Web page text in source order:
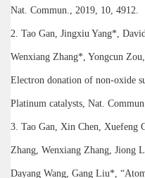
Nat. Commun., 2019, 10, 4912.
2. Tao Gan, Jingxiu Yang*,
Wenxiang Zhang*, Yongcun
Electron donation of non-oxide
Platinum catalysts, Nat.
3. Tao Gan, Xin Chen, Xuefeng
Zhang, Wenxiang Zhang, Jiong
Dayang Wang, Gang Liu*,